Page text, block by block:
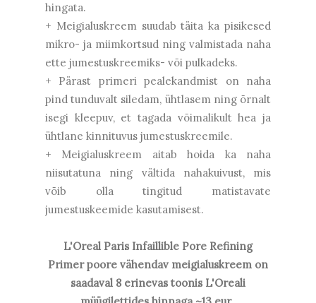
hingata.
+ Meigialuskreem suudab täita ka pisikesed
mikro- ja miimkortsud ning valmistada naha
ette jumestuskreemiks- või pulkadeks.
+ Pärast primeri pealekandmist on naha
pind tunduvalt siledam, ühtlasem ning õrnalt
isegi kleepuv, et tagada võimalikult hea ja
ühtlane kinnituvus jumestuskreemile.
+ Meigialuskreem aitab hoida ka naha
niisutatuna ning vältida nahakuivust, mis
võib olla tingitud matistavate
jumestuskeemide kasutamisest.
L'Oreal Paris Infaillible Pore Refining
Primer poore vähendav meigialuskreem on
saadaval 8 erinevas toonis L'Oreali